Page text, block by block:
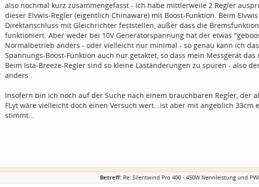
also nochmal kurz zusammengefasst - ich habe mittlerweile 2 Regler
dieser Elvwis-Regler (eigentlich Chinaware) mit Boost-Funktion. Beim
Direktanschluss mit Gleichrichter feststellen, außer dass die
funktioniert. Aber weder bei 10V Generatorspannung hat der etwas
Normalbetrieb anders - oder vielleicht nur minimal - so genau kann ich
Spannungs-Boost-Funktion auch nur getaktet, so dass mein Messgerät das
Beim Ista-Breeze-Regler sind so kleine Laständerungen zu spüren - also
anders..
Insofern bin ich noch auf der Suche nach einem brauchbaren Regler, der
FLyt wäre vielleicht doch einen Versuch wert...ist aber mit angeblich 33cm
stimmt...
Betreff: Re: Silentwind Pro 400 - 450W Nennleistung und